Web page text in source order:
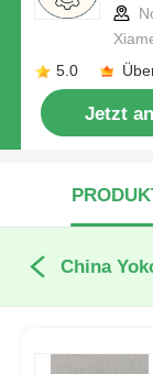
5.0
Jetzt
China